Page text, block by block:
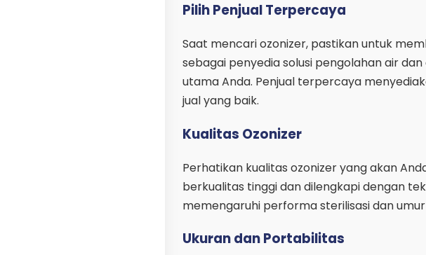
Pilih Penjual Terpercaya
Saat mencari ozonizer, pastikan untuk
sebagai penyedia solusi pengolahan air
utama Anda. Penjual terpercaya
jual yang baik.
Kualitas Ozonizer
Perhatikan kualitas ozonizer yang akan
berkualitas tinggi dan dilengkapi dengan
memengaruhi performa sterilisasi dan
Ukuran dan Portabilitas